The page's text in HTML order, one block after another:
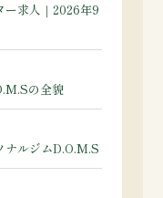
ー求人｜2026年9
の全貌
ナルジムD.O.M.S